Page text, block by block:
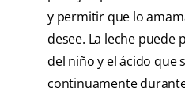
y permitir que lo
desee. La leche puede
del niño y el ácido que
continuamente